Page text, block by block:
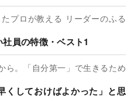
プロが教える リーダーのふる
員の特徴・ベスト1
ら。「自分第一」で生きるため
くしておけばよかった」と思